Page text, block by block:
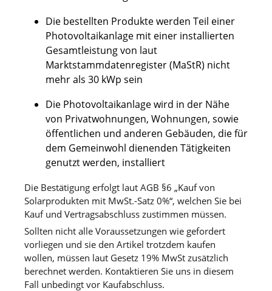
Die bestellten Produkte werden Teil einer
Photovoltaikanlage mit einer installierten
Gesamtleistung von laut
Marktstammdatenregister (MaStR) nicht
mehr als 30 kWp sein
Die Photovoltaikanlage wird in der Nähe
von Privatwohnungen, Wohnungen, sowie
öffentlichen und anderen Gebäuden, die für
dem Gemeinwohl dienenden Tätigkeiten
genutzt werden, installiert
Die Bestätigung erfolgt laut AGB §6 „Kauf von
Solarprodukten mit MwSt.-Satz 0%“, welchen Sie bei
Kauf und Vertragsabschluss zustimmen müssen.
Sollten nicht alle Voraussetzungen wie gefordert
vorliegen und sie den Artikel trotzdem kaufen
wollen, müssen laut Gesetz 19% MwSt zusätzlich
berechnet werden. Kontaktieren Sie uns in diesem
Fall unbedingt vor Kaufabschluss.